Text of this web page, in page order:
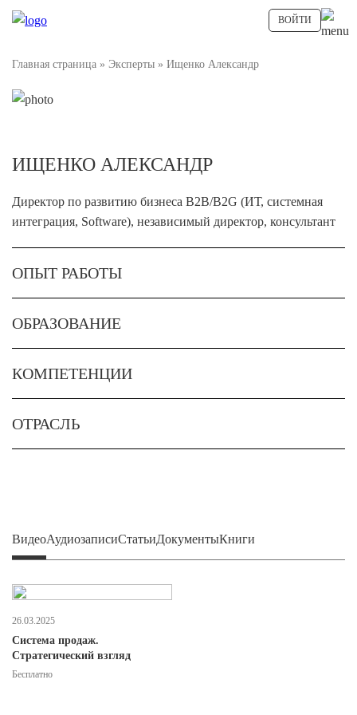
ВОЙТИ
Главная страница » Эксперты » Ищенко Александр
ИЩЕНКО АЛЕКСАНДР
Директор по развитию бизнеса B2B/B2G (ИТ, системная
интеграция, Software), независимый директор, консультант
ОПЫТ РАБОТЫ
ОБРАЗОВАНИЕ
КОМПЕТЕНЦИИ
ОТРАСЛЬ
ВидеоАудиозаписиСтатьиДокументыКниги
26.03.2025
Система продаж.
Стратегический взгляд
Бесплатно